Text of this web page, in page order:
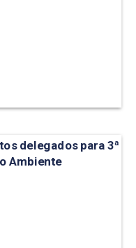
delegados para 3ª
Ambiente